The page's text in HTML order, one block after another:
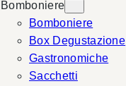
Bomboniere
Bomboniere
Box Degustazione
Gastronomiche
Sacchetti